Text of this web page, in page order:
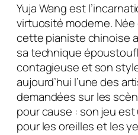
Yuja Wang est
virtuosité moderne. Née
cette pianiste chinoise
sa technique
contagieuse et son
aujourd’hui l’une des
demandées sur les
pour cause : son jeu
pour les oreilles et les